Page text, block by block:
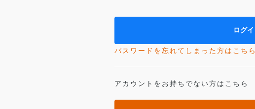
パスワードを忘れてしまった方はこちら
アカウントをお持ちでない方はこちら